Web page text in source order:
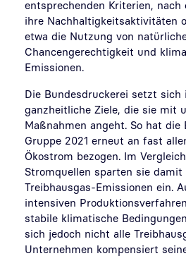
entsprechenden Kriterien, nach
ihre Nachhaltigkeitsaktivitäten
etwa die Nutzung von
Chancengerechtigkeit und
Emissionen.
Die Bundesdruckerei setzt sich
ganzheitliche Ziele, die sie mit
Maßnahmen angeht. So hat die
Gruppe 2021 erneut an fast
Ökostrom bezogen. Im
Stromquellen sparten sie damit
Treibhausgas-Emissionen ein.
intensiven
stabile klimatische
sich jedoch nicht alle
Unternehmen kompensiert